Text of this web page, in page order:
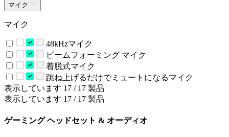
マイク
マイク
48kHzマイク
ビームフォーミング マイク
着脱式マイク
跳ね上げるだけでミュートになるマイク
表示しています 17 / 17 製品
表示しています 17 / 17 製品
ゲーミング ヘッドセット & オーディオ